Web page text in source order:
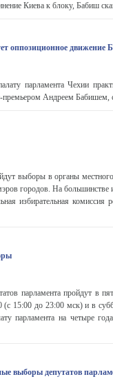
Киева к блоку, Бабиш
оппозиционное движение
парламента Чехии
премьером Андреем
выборы в органы
городов. На большинстве
избирательная
парламента пройдут в
(с 15:00 до 23:00 мск) и в
парламента на четыре года
выборы депутатов